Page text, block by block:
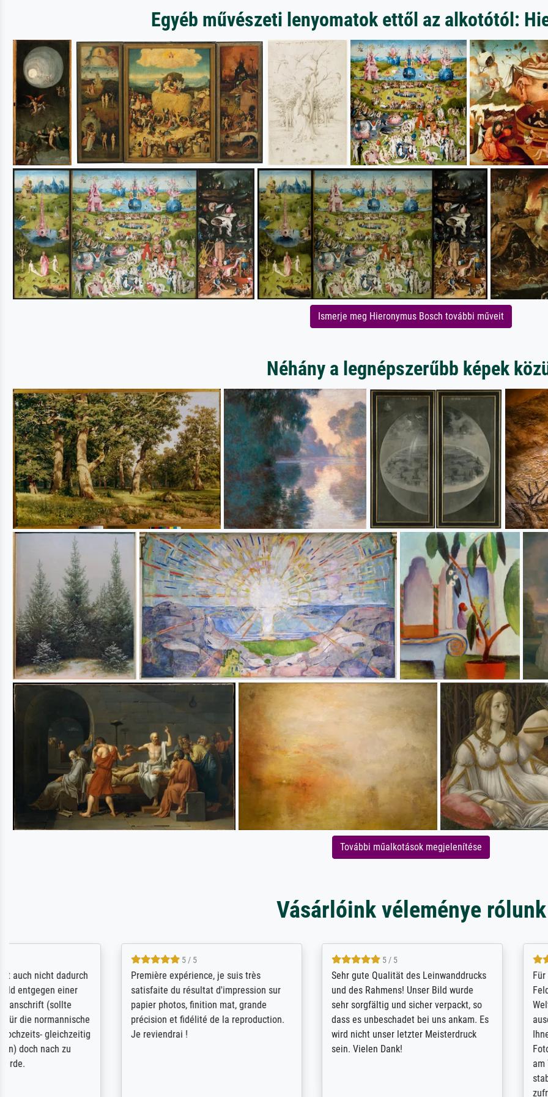
Egyéb művészeti lenyomatok ettől az alkotótól:
Ismerje meg Hieronymus Bosch további műveit
Néhány a legnépszerűbb képek
További műalkotások megjelenítése
Vásárlóink véleménye rólunk
Sehr gute Qualität des Leinwanddrucks
und des Rahmens! Unser Bild wurde
sehr sorgfältig und sicher verpackt, so
dass es unbeschadet bei uns ankam. Es
wird nicht unser letzter Meisterdruck
sein. Vielen Dank!
Für ein Erinnerungsbuch mit der
Feldpost meines Großvaters aus dem 1.
Weltkrieg benötigte ich ein
ausdrucksvolles Bild. Das habe ich bei
Ihnen gefunden. Bei der Auswahl der
Fotopapier-Qualität wurde ich sehr gut
Hervorragende Qualität.
vieles anpassen lassen, wie
Randentfernung, Farbe,
Kontrast und Weiteres. Sehr
Kontaktperson per Mail. Das
Kunstdruck) wurde sehr gut
sehr starke Papprolle mit
und innen mit
Zwischenräumen gefüllt.